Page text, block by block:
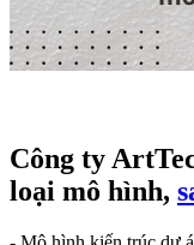
Công ty
loại mô hình,